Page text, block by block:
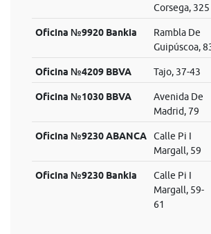
Corsega, 325
Oficina №9920 Bankia
Rambla De
Guipúscoa,
Oficina №4209 BBVA Tajo, 37-43
Oficina №1030 BBVA
Avenida De
Madrid, 79
Oficina №9230 ABANCA
Calle Pi I
Margall, 59
Oficina №9230 Bankia
Calle Pi I
Margall, 59-
61